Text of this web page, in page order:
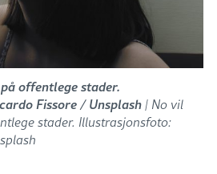
offentlege stader.
Fissore / Unsplash| No vil
stader. Illustrasjonsfoto: